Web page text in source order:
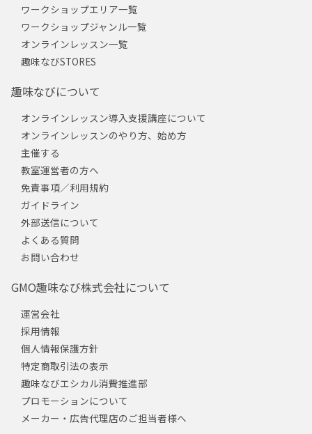
ワークショップエリア一覧
ワークショップジャンル一覧
オンラインレッスン一覧
趣味なびSTORES
趣味なびについて
オンラインレッスン導入支援講座について
オンラインレッスンのやり方、始め方
主催する
教室運営者の方へ
免責事項／利用規約
ガイドライン
外部送信について
よくある質問
お問い合わせ
GMO趣味なび株式会社について
運営会社
採用情報
個人情報保護方針
特定商取引法の表示
趣味なびエシカル消費推進部
プロモーションについて
メーカー・広告代理店のご担当者様へ